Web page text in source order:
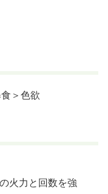
＞色欲
火力と回数を強